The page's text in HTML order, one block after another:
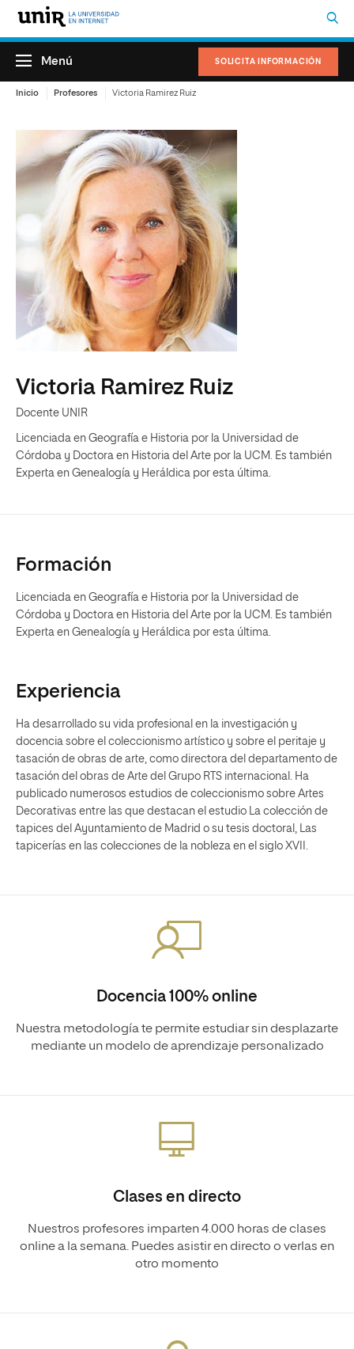
SOLICITA INFORMACIÓN
Menú
Inicio Profesores Victoria Ramirez Ruiz
Victoria Ramirez Ruiz
Docente UNIR
Licenciada en Geografía e Historia por la Universidad de
Córdoba y Doctora en Historia del Arte por la UCM. Es también
Experta en Genealogía y Heráldica por esta última.
Formación
Licenciada en Geografía e Historia por la Universidad de
Córdoba y Doctora en Historia del Arte por la UCM. Es también
Experta en Genealogía y Heráldica por esta última.
Experiencia
Ha desarrollado su vida profesional en la investigación y
docencia sobre el coleccionismo artístico y sobre el peritaje y
tasación de obras de arte, como directora del departamento de
tasación del obras de Arte del Grupo RTS internacional. Ha
publicado numerosos estudios de coleccionismo sobre Artes
Decorativas entre las que destacan el estudio La colección de
tapices del Ayuntamiento de Madrid o su tesis doctoral, Las
tapicerías en las colecciones de la nobleza en el siglo XVII.
Docencia 100% online
Nuestra metodología te permite estudiar sin desplazarte
mediante un modelo de aprendizaje personalizado
Clases en directo
Nuestros profesores imparten 4.000 horas de clases
online a la semana. Puedes asistir en directo o verlas en
otro momento